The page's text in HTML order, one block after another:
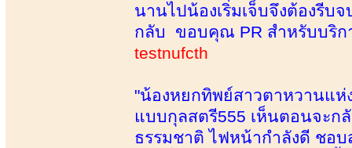
นานไปน้องเริ่มเจ็บจึงต้องรี
กลับ ขอบคุณ PR สำหรับบริก
testnufcth
"น้องหยกทิพย์สาวตาหวานแห่
แบบกุลสตรี555 เห็นตอนจะก
ธรรมชาติ ไฟหน้ากำลังดี ชอ